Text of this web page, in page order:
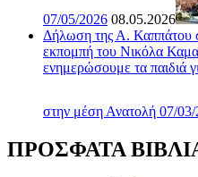
07/05/2026 08.05.2026
Δήλωση της Α. Καππάτου
εκπομπή του Νικόλα
ενημερώσουμε τα παιδιά
στην μέση Ανατολή 07/
ΠΡΟΣΦΑΤΑ